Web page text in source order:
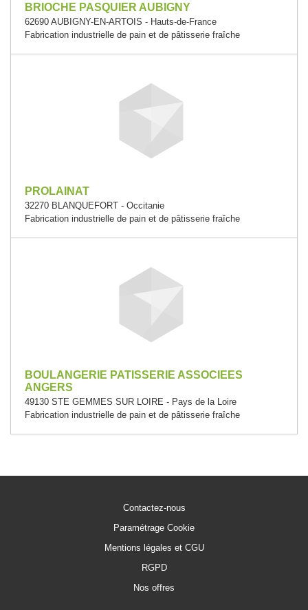
BRIOCHE PASQUIER AUBIGNY
62690 AUBIGNY-EN-ARTOIS - Hauts-de-France
Fabrication industrielle de pain et de pâtisserie fraîche
PROLAINAT
32270 BLANQUEFORT - Occitanie
Fabrication industrielle de pain et de pâtisserie fraîche
BOULANGERIE PATISSERIE ASSOCIEES
ANGERS
49130 STE GEMMES SUR LOIRE - Pays de la Loire
Fabrication industrielle de pain et de pâtisserie fraîche
Contactez-nous
Paramétrage Cookie
Mentions légales et CGU
RGPD
Nos offres